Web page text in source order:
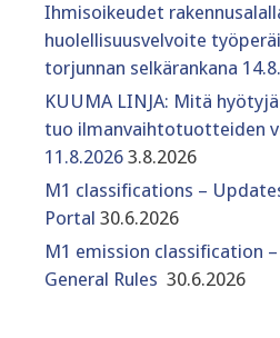
Ihmisoikeudet
huolellisuusvelvoite
torjunnan selkärankana
KUUMA LINJA: Mitä
tuo ilmanvaihtotuotteiden
11.8.2026 3.8.2026
M1 classifications –
Portal 30.6.2026
M1 emission classification
General Rules 30.6.2026